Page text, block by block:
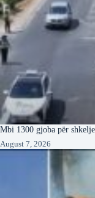
Mbi 1300 gjoba për
August 7, 2026